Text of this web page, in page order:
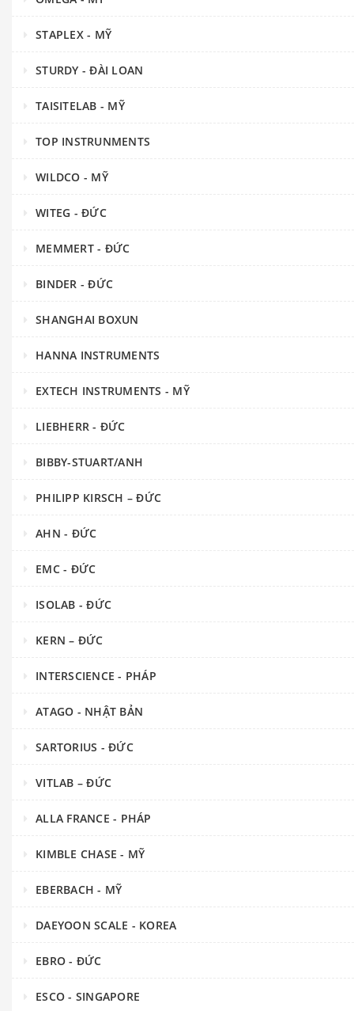
STAPLEX - MỸ
STURDY - ĐÀI LOAN
TAISITELAB - MỸ
TOP INSTRUNMENTS
WILDCO - MỸ
WITEG - ĐỨC
MEMMERT - ĐỨC
BINDER - ĐỨC
SHANGHAI BOXUN
HANNA INSTRUMENTS
EXTECH INSTRUMENTS - MỸ
LIEBHERR - ĐỨC
BIBBY-STUART/ANH
PHILIPP KIRSCH – ĐỨC
AHN - ĐỨC
EMC - ĐỨC
ISOLAB - ĐỨC
KERN – ĐỨC
INTERSCIENCE - PHÁP
ATAGO - NHẬT BẢN
SARTORIUS - ĐỨC
VITLAB – ĐỨC
ALLA FRANCE - PHÁP
KIMBLE CHASE - MỸ
EBERBACH - MỸ
DAEYOON SCALE - KOREA
EBRO - ĐỨC
ESCO - SINGAPORE